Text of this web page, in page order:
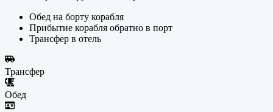
Обед на борту корабля
Прибытие корабля обратно в порт
Трансфер в отель
Трансфер
Обед